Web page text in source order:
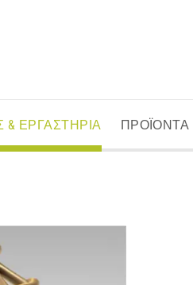
& ΕΡΓΑΣΤΗΡΙΑ ΠΡΟΪΟΝΤΑ